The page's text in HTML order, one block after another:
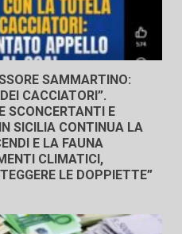
SAMMARTINO:
CACCIATORI”.
SCONCERTANTI E
SICILIA CONTINUA LA
E LA FAUNA
CLIMATICI,
LE DOPPIETTE”